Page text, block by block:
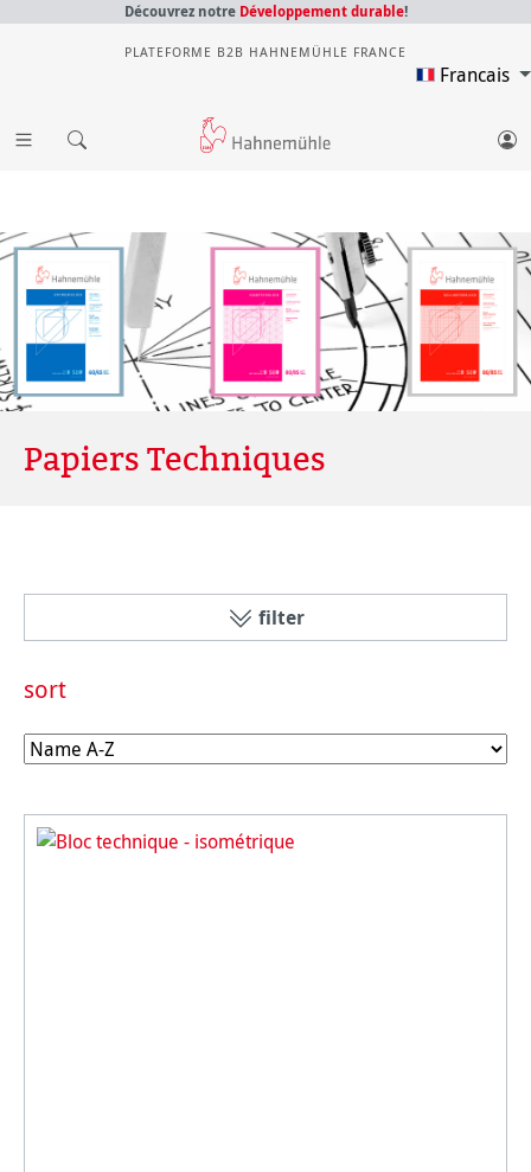
Découvrez notre Développement durable!
PLATEFORME B2B HAHNEMÜHLE FRANCE
Francais
Papiers Techniques
filter
sort